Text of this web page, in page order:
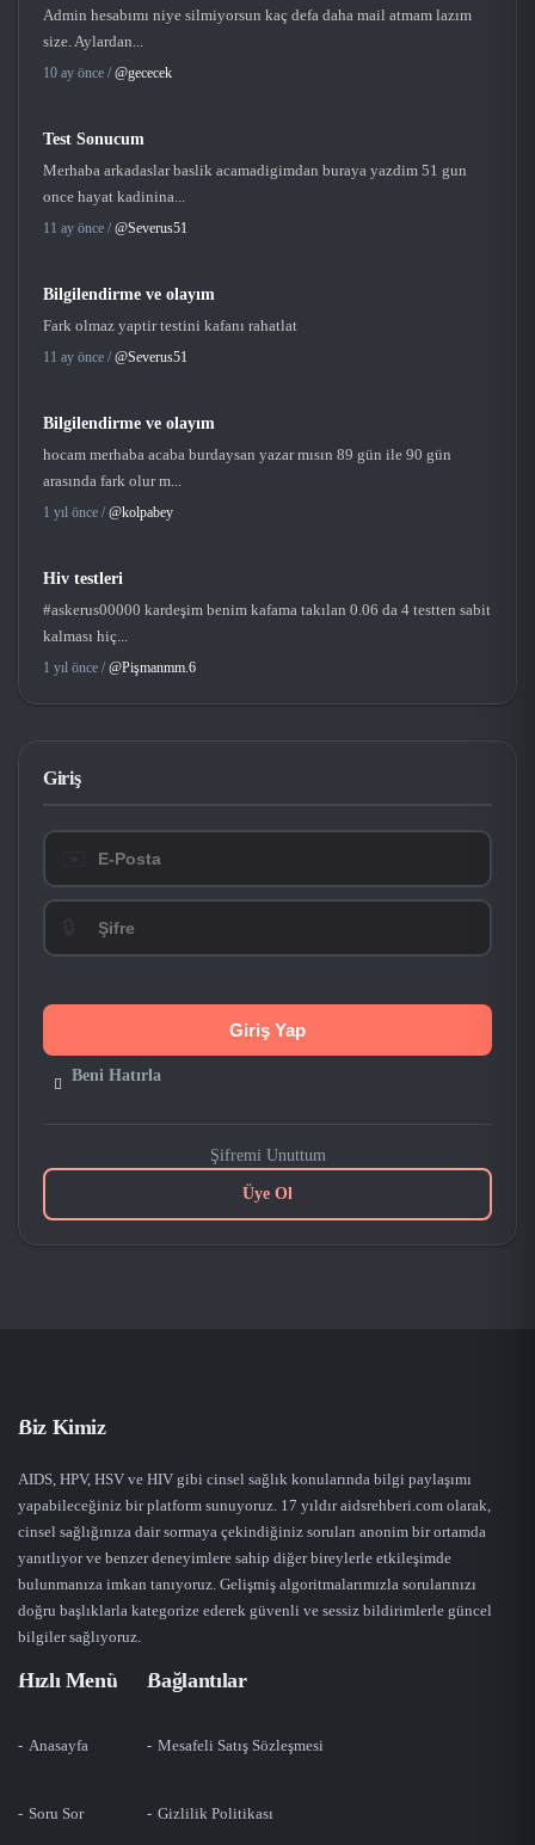
Admin hesabımı niye silmiyorsun kaç defa daha mail atmam lazım
size. Aylardan...
10 ay önce / @gececek
Test Sonucum
Merhaba arkadaslar baslik acamadigimdan buraya yazdim 51 gun
once hayat kadinina...
11 ay önce / @Severus51
Bilgilendirme ve olayım
Fark olmaz yaptir testini kafanı rahatlat
11 ay önce / @Severus51
Bilgilendirme ve olayım
hocam merhaba acaba burdaysan yazar mısın 89 gün ile 90 gün
arasında fark olur m...
1 yıl önce / @kolpabey
Hiv testleri
#askerus00000 kardeşim benim kafama takılan 0.06 da 4 testten sabit
kalması hiç...
1 yıl önce / @Pişmanmm.6
Giriş
Beni Hatırla
Şifremi Unuttum
Üye Ol
Biz Kimiz
AIDS, HPV, HSV ve HIV gibi cinsel sağlık konularında bilgi paylaşımı
yapabileceğiniz bir platform sunuyoruz. 17 yıldır aidsrehberi.com olarak,
cinsel sağlığınıza dair sormaya çekindiğiniz soruları anonim bir ortamda
yanıtlıyor ve benzer deneyimlere sahip diğer bireylerle etkileşimde
bulunmanıza imkan tanıyoruz. Gelişmiş algoritmalarımızla sorularınızı
doğru başlıklarla kategorize ederek güvenli ve sessiz bildirimlerle güncel
bilgiler sağlıyoruz.
Hızlı Menü
Anasayfa
Soru Sor
Bağlantılar
Mesafeli Satış Sözleşmesi
Gizlilik Politikası